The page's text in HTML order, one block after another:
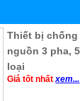
Thiết bị
nguồn 3 pha,
loại
Giá tốt nhấtxem...